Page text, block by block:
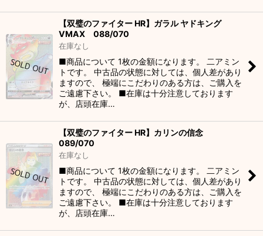
【双璧のファイター HR】ガラル ヤドキング
VMAX 088/070
在庫なし
■商品について 1枚の金額になります。 二アミン
トです。 中古品の状態に対しては、個人差があり
ますので、 極端にこだわりのある方は、ご購入を
ご遠慮下さい。 ■在庫は十分注意しております
が、店頭在庫…
【双璧のファイター HR】カリンの信念
089/070
在庫なし
■商品について 1枚の金額になります。 二アミン
トです。 中古品の状態に対しては、個人差があり
ますので、 極端にこだわりのある方は、ご購入を
ご遠慮下さい。 ■在庫は十分注意しております
が、店頭在庫…